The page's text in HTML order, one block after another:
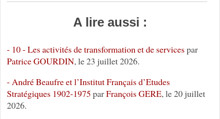
A lire aussi :
- 10 - Les activités de transformation et de servicespar
Patrice GOURDIN, le 23 juillet 2026.
- André Beaufre et l’Institut Français d’Etudes
Stratégiques 1902-1975 parFrançois GERE, le 20 juillet
2026.